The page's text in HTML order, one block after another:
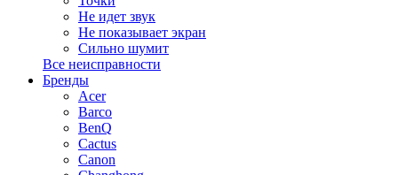
Не идет звук
Не показывает экран
Сильно шумит
Все неисправности
Бренды
Acer
Barco
BenQ
Cactus
Canon